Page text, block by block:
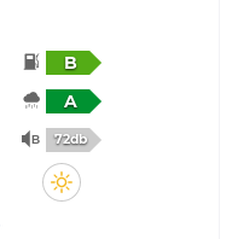
B
A
72db